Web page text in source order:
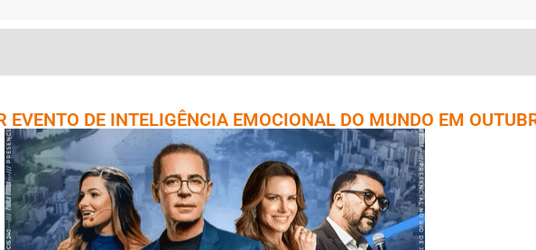
EVENTO DE INTELIGÊNCIA EMOCIONAL DO MUNDO EM